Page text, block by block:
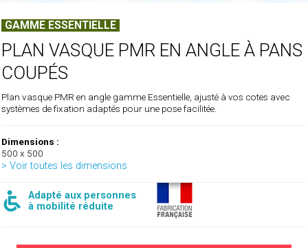
GAMME ESSENTIELLE
PLAN VASQUE PMR EN ANGLE À PANS
COUPÉS
Plan vasque PMR en angle gamme Essentielle, ajusté à vos cotes avec
systèmes de fixation adaptés pour une pose facilitée.
Dimensions :
500 x 500
> Voir toutes les dimensions
Adapté aux personnes
à mobilité réduite